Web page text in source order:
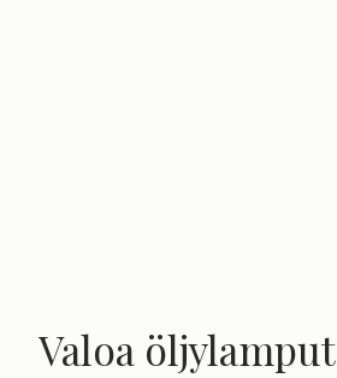
Valoa öljylamput